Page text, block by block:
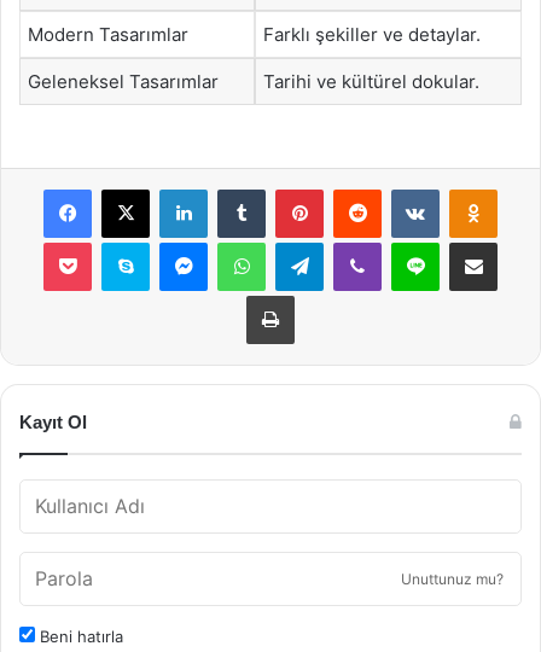
Modern Tasarımlar Farklı şekiller ve detaylar.
Geleneksel Tasarımlar Tarihi ve kültürel dokular.
Facebook
X LinkedInTumblr PinterestReddit VKontakte
Pocket Skype MessengerWhatsAppTelegramViber Line E-Posta ile
Yazdır
Kayıt Ol
Unuttunuz mu?
Beni hatırla